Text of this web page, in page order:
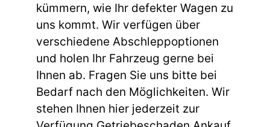
kümmern, wie Ihr defekter Wagen zu
uns kommt. Wir verfügen über
verschiedene Abschleppoptionen
und holen Ihr Fahrzeug gerne bei
Ihnen ab. Fragen Sie uns bitte bei
Bedarf nach den Möglichkeiten. Wir
stehen Ihnen hier jederzeit zur